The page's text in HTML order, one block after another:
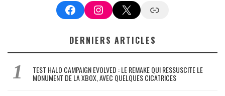
FacebookInstagram
X Google News
DERNIERS ARTICLES
TEST HALO CAMPAIGN EVOLVED : LE REMAKE QUI RESSUSCITE LE
MONUMENT DE LA XBOX, AVEC QUELQUES CICATRICES